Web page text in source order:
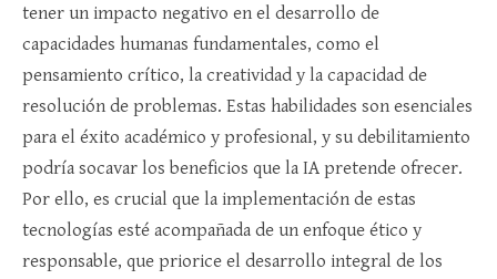
tener un impacto negativo en el desarrollo de
capacidades humanas fundamentales, como el
pensamiento crítico, la creatividad y la capacidad de
resolución de problemas. Estas habilidades son esenciales
para el éxito académico y profesional, y su debilitamiento
podría socavar los beneficios que la IA pretende ofrecer.
Por ello, es crucial que la implementación de estas
tecnologías esté acompañada de un enfoque ético y
responsable, que priorice el desarrollo integral de los